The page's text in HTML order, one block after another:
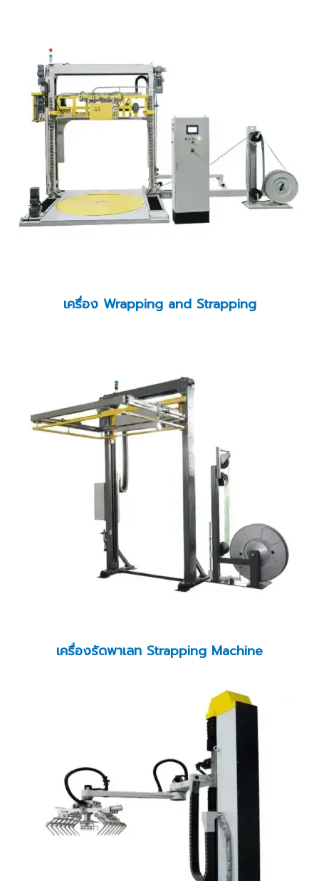
เครื่อง Wrapping and Strapping
เครื่องรัดพาเลท Strapping Machine